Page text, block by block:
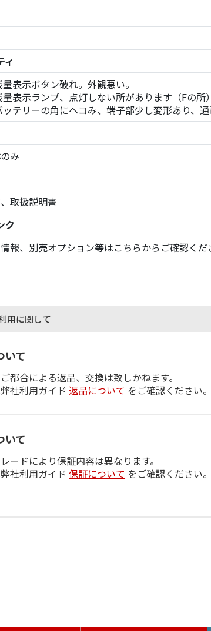
ィ
量表示ボタン破れ。外観悪い。
量表示ランプ、点灯しない所があります（Fの所
ッテリーの角にヘコみ、端子部少し変形あり、通
み
取扱説明書
ク
報、別売オプション等はこちらからご確認く
用に関して
いて
都合による返品、交換は致しかねます。
社利用ガイド返品について をご確認ください。
いて
ードにより保証内容は異なります。
社利用ガイド保証について をご確認ください。